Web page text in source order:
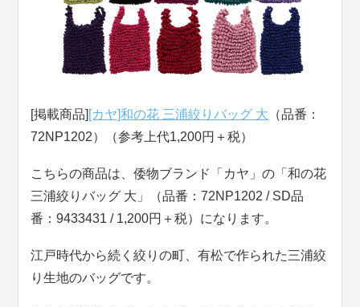
[掲載商品] [カヤ]和の花 三浦絞りバッグ 大 （品番：
72NP1202）（参考上代1,200円＋税）
こちらの商品は、倭物ブランド「カヤ」の「和の花
三浦絞りバッグ 大」（品番：72NP1202 / SD品
番：9433431 / 1,200円＋税）になります。
江戸時代から続く絞りの町、有松で作られた三浦絞
り生地のバッグです。